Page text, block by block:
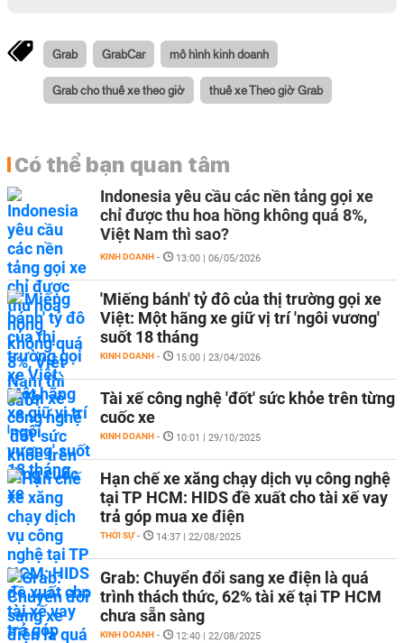
Grab GrabCar mô hình kinh doanh
Grab cho thuê xe theo giờ thuê xe Theo giờ Grab
Có thể bạn quan tâm
Indonesia yêu cầu các nền tảng gọi xe
chỉ được thu hoa hồng không quá 8%,
Việt Nam thì sao?
KINH DOANH - 13:00 | 06/05/2026
'Miếng bánh' tỷ đô của thị trường gọi xe
Việt: Một hãng xe giữ vị trí 'ngôi vương'
suốt 18 tháng
KINH DOANH - 15:00 | 23/04/2026
Tài xế công nghệ 'đốt' sức khỏe trên từng
cuốc xe
KINH DOANH - 10:01 | 29/10/2025
Hạn chế xe xăng chạy dịch vụ công nghệ
tại TP HCM: HIDS đề xuất cho tài xế vay
trả góp mua xe điện
THỜI SỰ - 14:37 | 22/08/2025
Grab: Chuyển đổi sang xe điện là quá
trình thách thức, 62% tài xế tại TP HCM
chưa sẵn sàng
KINH DOANH - 12:40 | 22/08/2025